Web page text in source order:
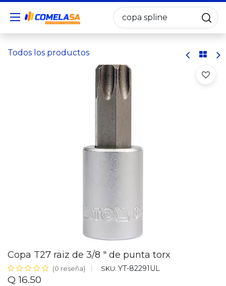
Todos los productos
Copa T27 raiz de 3/8 " de punta torx
(0 reseña) SKU: YT-82291UL
Q 16.50